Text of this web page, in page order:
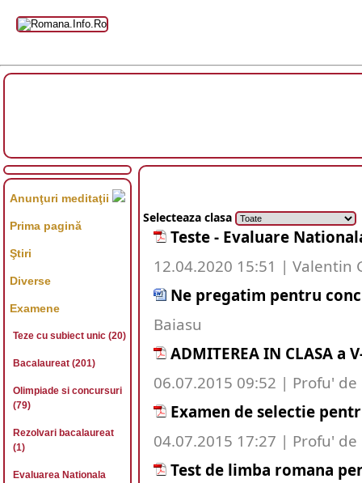
Selecteaza clasa
Teste - Evaluare
12.04.2020 15:51 | Valentin
Ne pregatim pentru
Baiasu
ADMITEREA IN CLASA a
06.07.2015 09:52 | Profu' de
Examen de selectie
04.07.2015 17:27 | Profu' de
Test de limba romana
Anunţuri meditaţii
Prima pagină
Ştiri
Diverse
Examene
Teze cu subiect unic (20)
Bacalaureat (201)
Olimpiade si concursuri
(79)
Rezolvari bacalaureat
(1)
Evaluarea Nationala